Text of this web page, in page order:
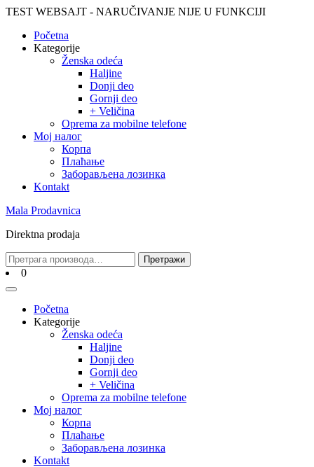
Skip
content
Skip
TEST WEBSAJT - NARUČIVANJE NIJE U FUNKCIJI
Početna
Kategorije
Ženska odeća
Haljine
Donji deo
Gornji deo
+ Veličina
Oprema za mobilne telefone
Moj налог
Корпа
Плаћање
Заборављена лозинка
Kontakt
Mala Prodavnica
Direktna prodaja
Претрага
за:
Претражи
Cart0
Open
Početna
Kategorije
Ženska odeća
Haljine
Donji deo
Gornji deo
+ Veličina
Oprema za mobilne telefone
Moj налог
Корпа
Плаћање
Заборављена лозинка
Kontakt